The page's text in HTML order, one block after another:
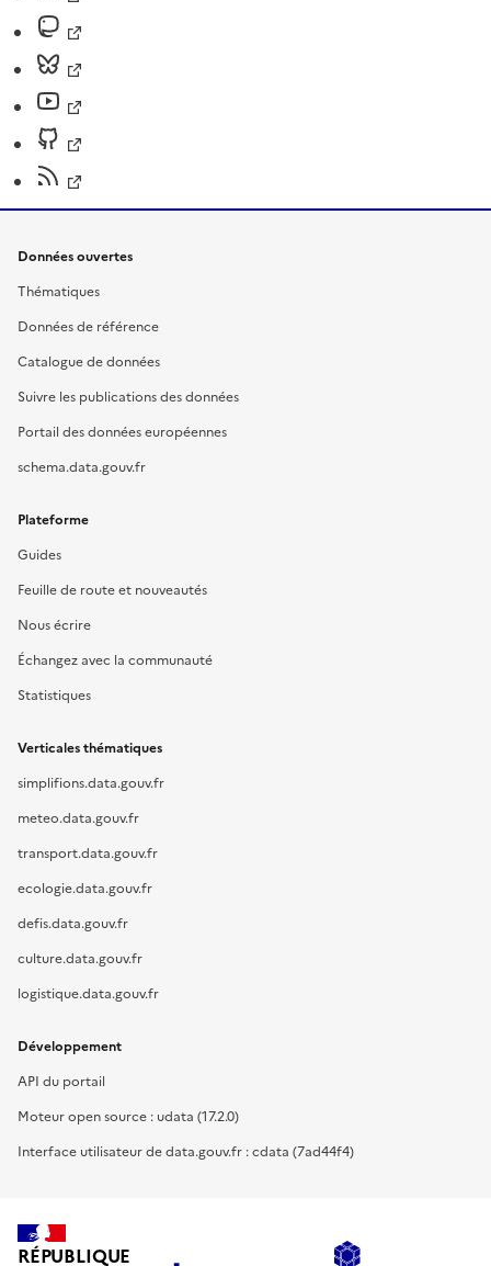
Données ouvertes
Thématiques
Données de référence
Catalogue de données
Suivre les publications des données
Portail des données européennes
schema.data.gouv.fr
Plateforme
Guides
Feuille de route et nouveautés
Nous écrire
Échangez avec la communauté
Statistiques
Verticales thématiques
simplifions.data.gouv.fr
meteo.data.gouv.fr
transport.data.gouv.fr
ecologie.data.gouv.fr
defis.data.gouv.fr
culture.data.gouv.fr
logistique.data.gouv.fr
Développement
API du portail
Moteur open source : udata (17.2.0)
Interface utilisateur de data.gouv.fr : cdata (7ad44f4)
RÉPUBLIQUE